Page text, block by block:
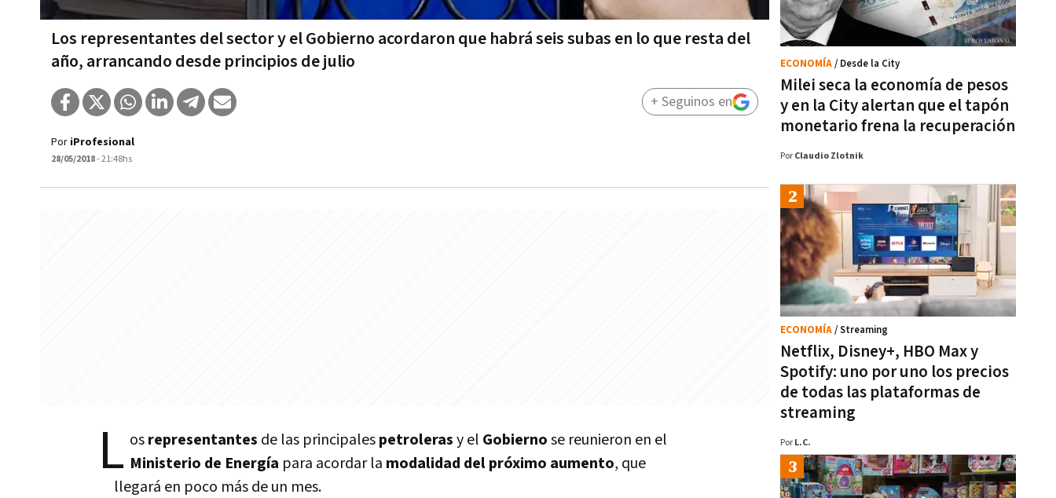
Los representantes del sector y el Gobierno acordaron que habrá seis subas en lo que resta del
año, arrancando desde principios de julio
Por iProfesional
28/05/2018- 21:48hs
+ Seguinos en
L osrepresentantes de las principalespetrolerasy el Gobiernose reunieron en el
Ministerio de Energí­a para acordar la modalidad del próximo aumento, que
llegará en poco más de un mes.
Milei seca la economía de pesos
y en la City alertan que el tapón
monetario frena la recuperación
ECONOMÍA/ Desde la City
Por Claudio Zlotnik
Netflix, Disney+, HBO Max y
Spotify: uno por uno los precios
de todas las plataformas de
streaming
ECONOMÍA/ Streaming
Por L.C.